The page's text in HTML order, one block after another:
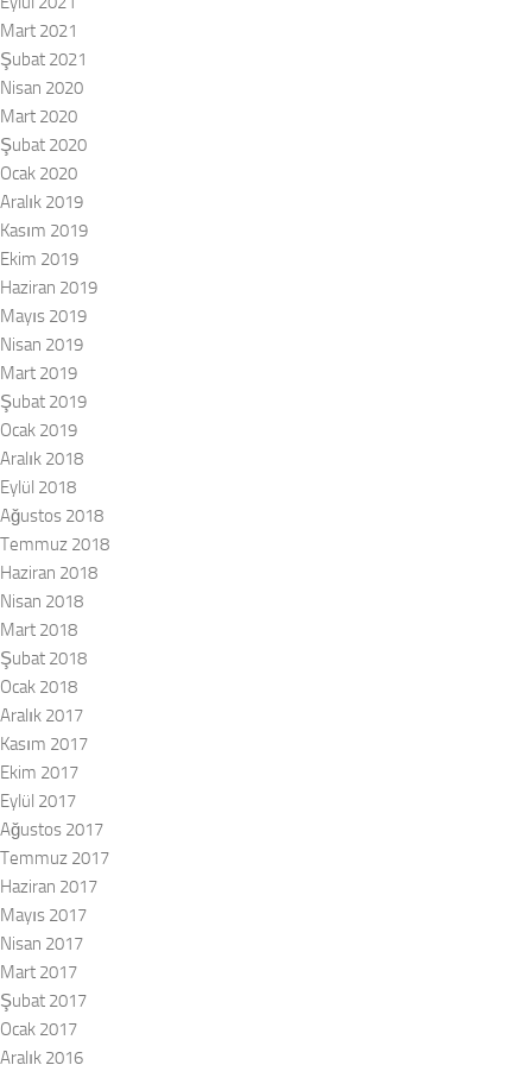
Mart 2021
Şubat 2021
Nisan 2020
Mart 2020
Şubat 2020
Ocak 2020
Aralık 2019
Kasım 2019
Ekim 2019
Haziran 2019
Mayıs 2019
Nisan 2019
Mart 2019
Şubat 2019
Ocak 2019
Aralık 2018
Eylül 2018
Ağustos 2018
Temmuz 2018
Haziran 2018
Nisan 2018
Mart 2018
Şubat 2018
Ocak 2018
Aralık 2017
Kasım 2017
Ekim 2017
Eylül 2017
Ağustos 2017
Temmuz 2017
Haziran 2017
Mayıs 2017
Nisan 2017
Mart 2017
Şubat 2017
Ocak 2017
Aralık 2016